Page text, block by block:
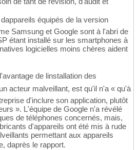
équipés de la version
Samsung et Google sont à l'abri de
étant installé sur les smartphones à
logicielles moins chères aident
de linstallation des
acteur malveillant, est qu'il n'a « qu'à
d'inclure son application, plutôt
». L'équipe de Google n'a révélé
de téléphones concernés, mais,
d'appareils ont été mis à rude
permettant aux appareils
daprès le rapport.